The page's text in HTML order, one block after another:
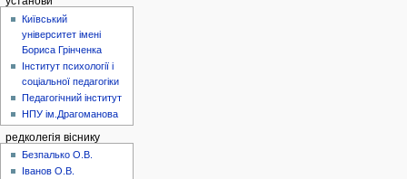
Київський
університет імені
Бориса Грінченка
Інститут психології і
соціальної педагогіки
Педагогічний інститут
НПУ ім.Драгоманова
редколегія віснику
Безпалько О.В.
Іванов О.В.